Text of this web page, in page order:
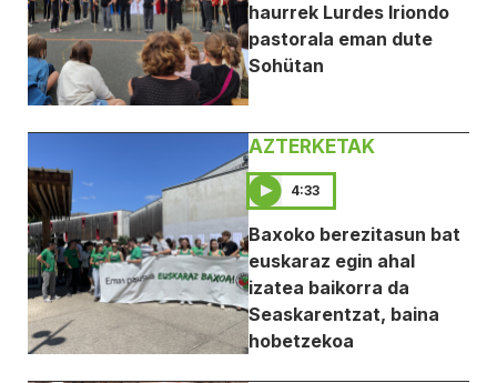
haurrek Lurdes Iriondo
pastorala eman dute
Sohütan
AZTERKETAK
4:33
Baxoko berezitasun bat
euskaraz egin ahal
izatea baikorra da
Seaskarentzat, baina
hobetzekoa